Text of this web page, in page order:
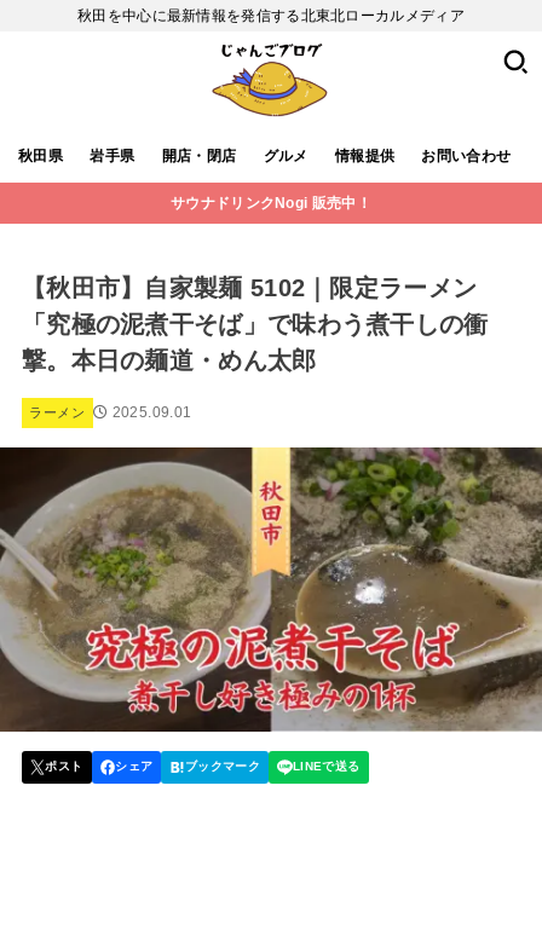
秋田を中心に最新情報を発信する北東北ローカルメディア
秋田県 岩手県 開店・閉店 グルメ 情報提供 お問い合わせ
サウナドリンクNogi 販売中！
【秋田市】自家製麺 5102｜限定ラーメン
「究極の泥煮干そば」で味わう煮干しの衝
撃。本日の麺道・めん太郎
ラーメン 2025.09.01